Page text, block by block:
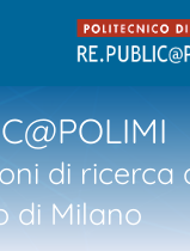
di ricerca
di Milano